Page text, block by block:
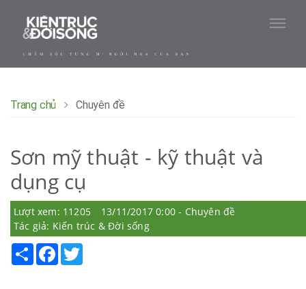
Trang chủ Chuyên đề
Sơn mỹ thuật - kỹ thuật và
dụng cụ
Lượt xem: 11205
13/11/2017 0:00 - Chuyên đề
Tác giả: Kiến trúc & Đời sống
Share Facebook